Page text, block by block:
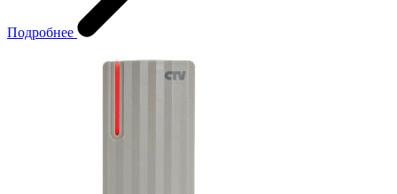
Подробнее